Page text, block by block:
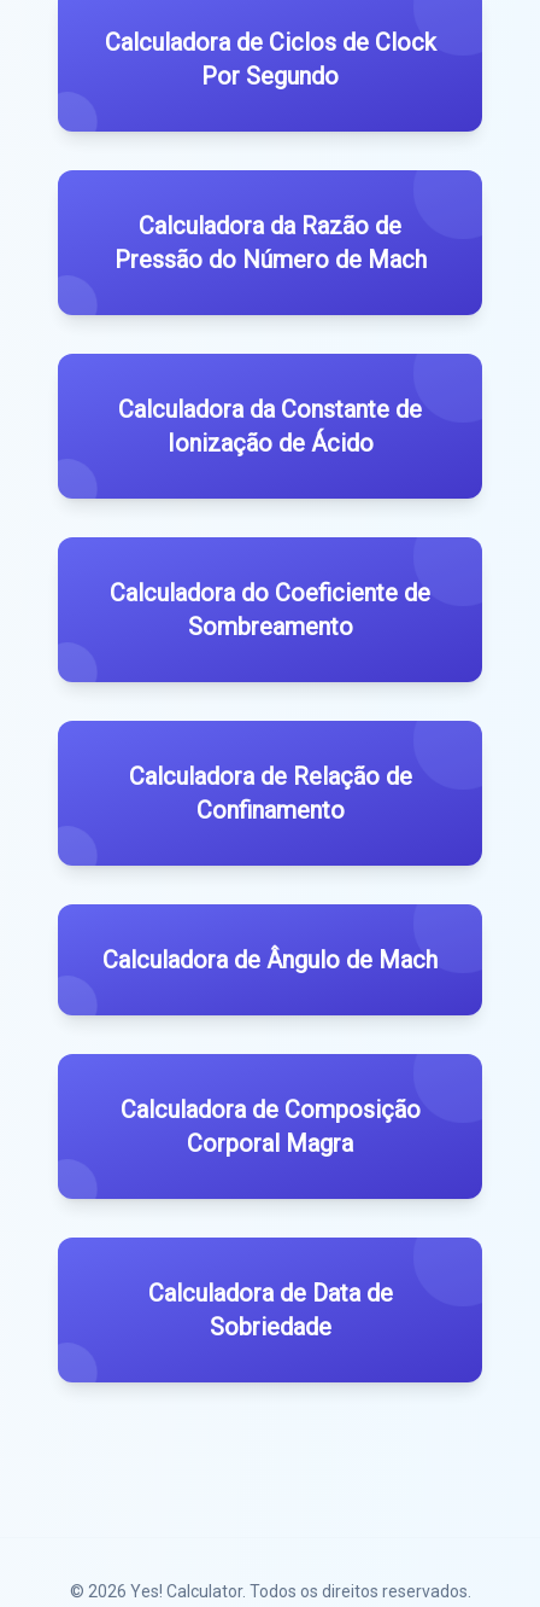
Calculadora de Ciclos de Clock
Por Segundo
Calculadora da Razão de
Pressão do Número de Mach
Calculadora da Constante de
Ionização de Ácido
Calculadora do Coeficiente de
Sombreamento
Calculadora de Relação de
Confinamento
Calculadora de Ângulo de Mach
Calculadora de Composição
Corporal Magra
Calculadora de Data de
Sobriedade
© 2026 Yes! Calculator. Todos os direitos reservados.